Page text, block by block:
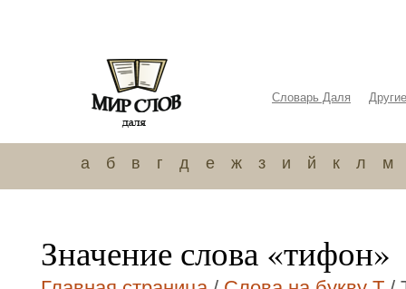
Словарь Даля
а б в г д е ж з и й к л м
Значение слова «тифон»